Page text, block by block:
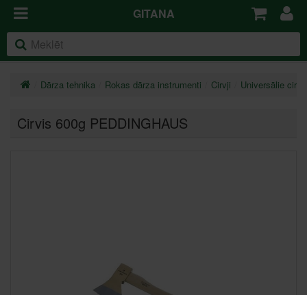
GITANA
Dārza tehnika Rokas dārza instrumenti Cirvji Universālie cirvji
Cirvis 600g PEDDINGHAUS